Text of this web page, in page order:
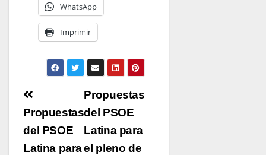
WhatsApp
Imprimir
Navegación
de
entradas
Propuestas
del PSOE
Latina para
el pleno de
Propuestas
del PSOE
Latina para